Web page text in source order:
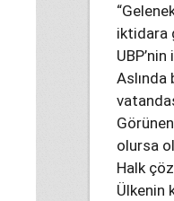
iktidara
olursa
Halk
Ülkenin